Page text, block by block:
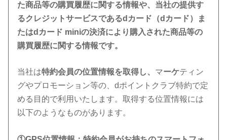
た商品等の購買履歴に関する情報や、当社の提供す
るクレジットサービスであるdカード（dカード）ま
たはdカード miniの決済により購入された商品等の
購買履歴に関する情報です。
当社は特約会員の位置情報を取得し、 マーケティン
グやプロモーション等の、dポイントクラブ特約で定
める目的で利用いたします。取得する位置情報には
以下のようなものがあります。